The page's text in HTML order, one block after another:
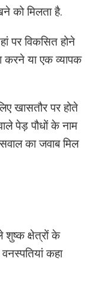
को मिलता है.
पर विकसित होने
करने या एक व्यापक
खासतौर पर होते
पेड़ पौधों के नाम
का जवाब मिल
शुष्क क्षेत्रों के
कहा